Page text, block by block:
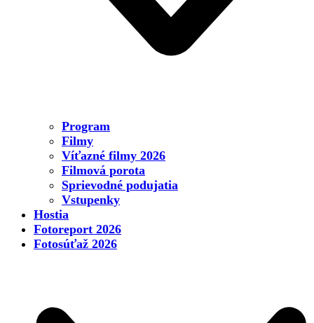
Program
Filmy
Víťazné filmy 2026
Filmová porota
Sprievodné podujatia
Vstupenky
Hostia
Fotoreport 2026
Fotosúťaž 2026